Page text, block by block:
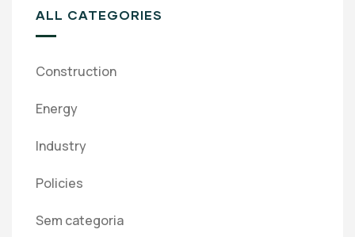
ALL CATEGORIES
Construction
Energy
Industry
Policies
Sem categoria